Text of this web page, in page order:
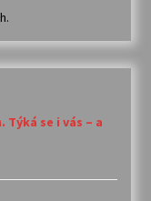
Týká se i vás – a